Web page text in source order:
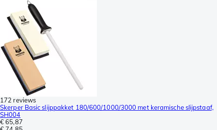
172 reviews
Skerper Basic slijppakket 180/600/1000/3000 met keramische slijpstaaf,
SH004
€ 65,87